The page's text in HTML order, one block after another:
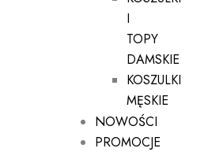
I
TOPY
DAMSKIE
KOSZULKI
MĘSKIE
NOWOŚCI
PROMOCJE